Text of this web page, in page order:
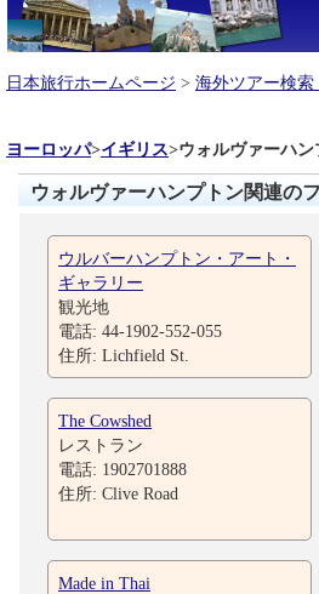
日本旅行ホームページ > 海外ツアー検索
ヨーロッパ>イギリス>ウォルヴァーハン
ウォルヴァーハンプトン関連の
ウルバーハンプトン・アート・
ギャラリー
観光地
電話: 44-1902-552-055
住所: Lichfield St.
The Cowshed
レストラン
電話: 1902701888
住所: Clive Road
Made in Thai